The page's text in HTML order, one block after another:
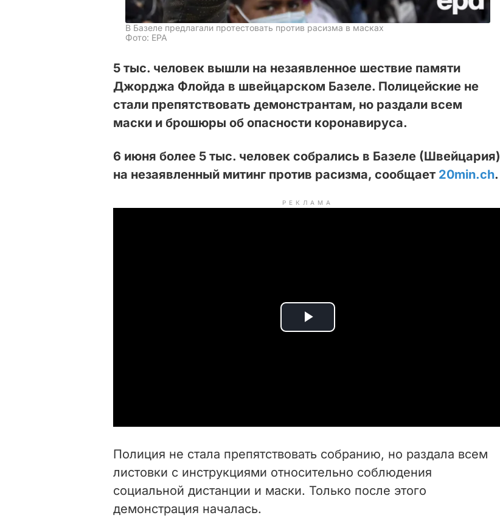
В Базеле предлагали протестовать против расизма в масках
Фото: ЕРА
5 тыс. человек вышли на незаявленное шествие памяти
Джорджа Флойда в швейцарском Базеле. Полицейские не
стали препятствовать демонстрантам, но раздали всем
маски и брошюры об опасности коронавируса.
6 июня более 5 тыс. человек собрались в Базеле (Швейцария)
на незаявленный митинг против расизма, сообщает 20min.ch.
РЕКЛАМА
P
i
d
Полиция не стала препятствовать собранию, но раздала всем
листовки с инструкциями относительно соблюдения
социальной дистанции и маски. Только после этого
демонстрация началась.